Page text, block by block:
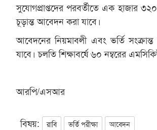
সুযোগপ্রাপ্তদের পরবর্তীতে এক হাজার
চূড়ান্ত আবেদন করা যাবে।
আবেদনের নিয়মাবলী এবং ভর্তি
যাবে। চলতি শিক্ষাবর্ষে ৬০ নম্বরের
আরপি/এসআর
বিষয়: রাবি ভর্তি পরীক্ষা আবেদন